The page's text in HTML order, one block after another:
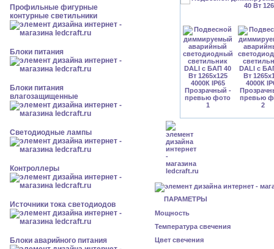
Профильные фигурные
контурные светильники
Блоки питания
Блоки питания
влагозащищенные
Светодиодные лампы
Контроллеры
Источники тока светодиодов
Блоки аварийного питания
ПАРАМЕТРЫ
Мощность
Температура свечения
Цвет свечения